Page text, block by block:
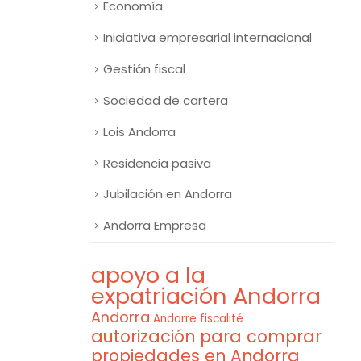
Economía
Iniciativa empresarial internacional
Gestión fiscal
Sociedad de cartera
Lois Andorra
Residencia pasiva
Jubilación en Andorra
Andorra Empresa
apoyo a la
expatriación Andorra
Andorra Andorre fiscalité
autorización para comprar
propiedades en Andorra